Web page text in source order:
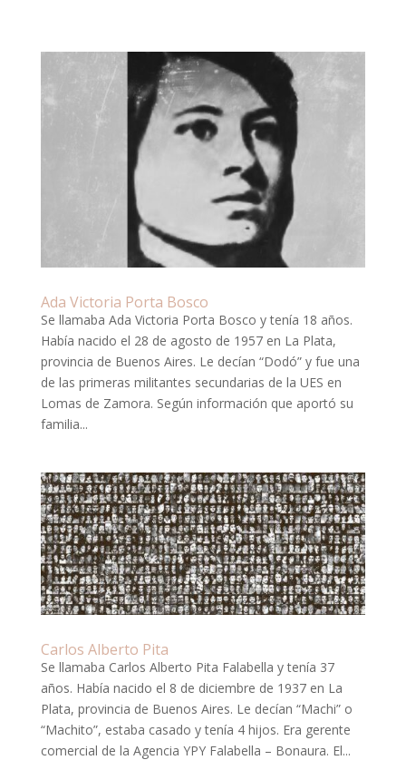
Ada Victoria Porta Bosco
Se llamaba Ada Victoria Porta Bosco y tenía 18 años.
Había nacido el 28 de agosto de 1957 en La Plata,
provincia de Buenos Aires. Le decían “Dodó” y fue una
de las primeras militantes secundarias de la UES en
Lomas de Zamora. Según información que aportó su
familia...
Carlos Alberto Pita
Se llamaba Carlos Alberto Pita Falabella y tenía 37
años. Había nacido el 8 de diciembre de 1937 en La
Plata, provincia de Buenos Aires. Le decían “Machi” o
“Machito”, estaba casado y tenía 4 hijos. Era gerente
comercial de la Agencia YPY Falabella – Bonaura. El...